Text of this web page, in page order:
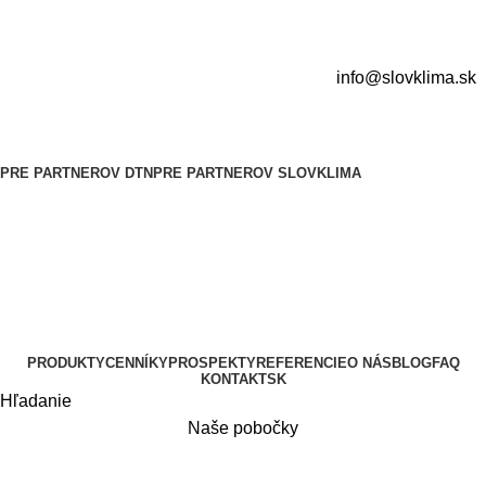
info@slovklima.sk
PRE PARTNEROV DTN PRE PARTNEROV SLOVKLIMA
PRODUKTYCENNÍKYPROSPEKTYREFERENCIEO NÁS BLOGFAQ
KONTAKTSK
Hľadanie
Naše pobočky